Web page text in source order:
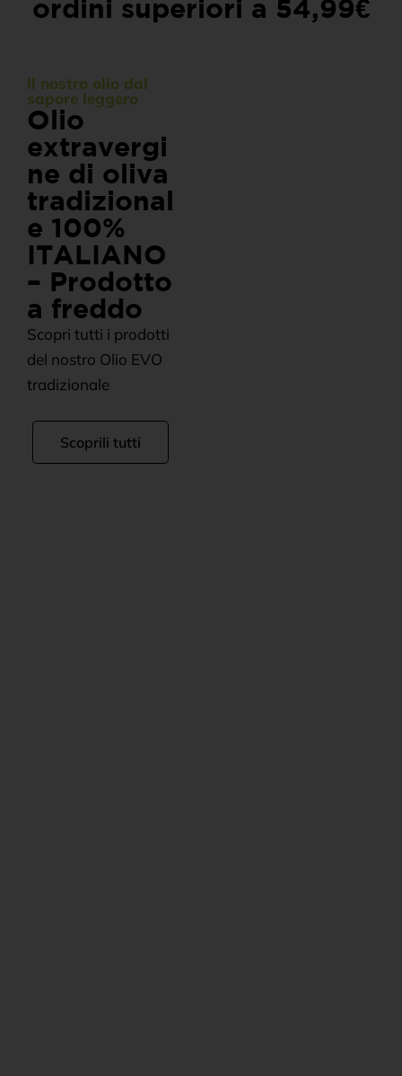
ordini superiori a 54,99€
Il nostro olio dal
sapore leggero
Olio
extravergi
ne di oliva
tradizional
e 100%
ITALIANO
– Prodotto
a freddo
Scopri tutti i prodotti
del nostro Olio EVO
tradizionale
Scoprili tutti